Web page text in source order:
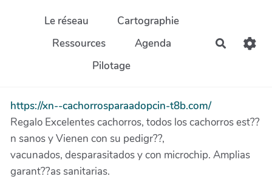
Aller au contenu principal
Le réseau
Cartographie
Ressources
Agenda
Pilotage
https://xn--cachorrosparaadopcin-t8b.com/
Regalo Excelentes cachorros, todos los cachorros est??
n sanos y Vienen con su pedigr??,
vacunados, desparasitados y con microchip. Amplias
garant??as sanitarias.